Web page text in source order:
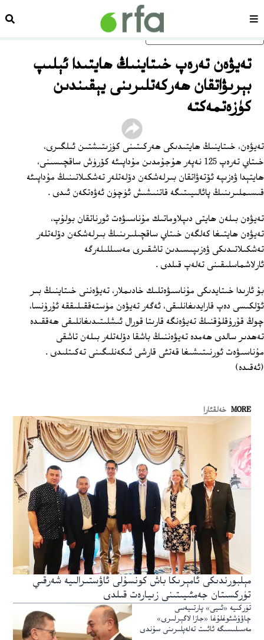
ئاساسلىق مەزمۇنغا ئاتلاڭسەھىپە
تەيۋەن تەرەپ خىتاينىڭ ھايتىدا ئېلىپ
بېرىۋاتقان ھەركەتلىرىنى يېقىندىن
كۈزەتمەكتە
تەيۋەن، خىتاينىڭ ھايتىدىكى ھەركىتىنى كۈزىتىشتىن ئىلگىرى،
خىتاي تەرەپ 125 نەپەر ھۇجۇمدىن مۇداپىئە كۆرۈش ساقچىسىنى،
ھايتېدا ۋەزىپە ئۆتەۋاتقان بىرلەشكەن دۆلەتلەر تەشكىلاتىنىڭ مۇداپىئە
قىسىملىرىنىڭ پائالىيىتىگە قاتنىشىش ئۈچۈن ئەۋەتكەن ئىدى .
تەيۋەن بىلەن ھايتى دىپلاوماتىك مۇناسىۋەت ئورناتقان بولۇپ،
تەيۋەن ھايتىغا كەلگەن خىتاي ساقچىلىرىنىڭ بىرلەشكەن دۆلەتلەر
تەشكىلاتىدىكى ۋەزىپىسىدىن تاشقىرى مەسىللىلەرگە
ئارلاشماسلىقىنى تەلەپ قىلدى .
بۇ ئارىدا خىتايدىكى مۇناسىۋەتلىك خادىملار، تەيۋەننى خىتاينىڭ بىر
ئۆلكىسى دەپ قارايدىغانلىقى، ئەگەر تەيۋەن مۈستەققىلىققە ئۇرۇنسا،
چوڭ قۇرۇقلۇقنىڭ تەيۋەنگە قارىتا قورال ئىشلىتىدىغانلىقى ھەققىدە
تەھدىر سالدى ھەمدە تەيۋەننىڭ باشقا دۆلەتلەر بىلەن تاشقى
مۇناسىۋەت ئورنىتىشىغا قەتئى قارشى ئىكەنلىگىنى تەكىتلىدى .
(ئەقىدە)
MORE خەلقئارا
مېلبورندىكى ئامېرىكا باش كونسۇلى ئاۋستىرالىيە شەرقىي
تۈركسىتان جەمئىيىتىنى زىيارەت قىلدى
تۈركىيە «ئىيى» پارتىيەسى
چاۋۇشئوغلۇغا «جازا لاگېرلىرى»
مەسىلىسىگە ئائىت تەلەپلىرىنى سۇندى